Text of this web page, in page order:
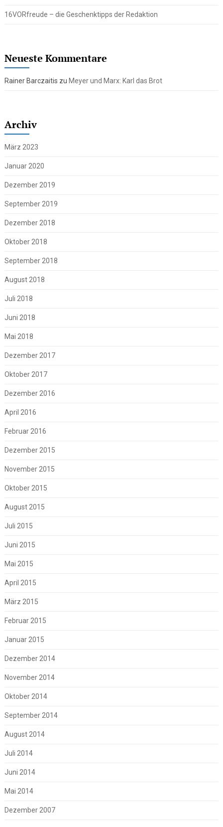
16VORfreude – die Geschenktipps der Redaktion
Neueste Kommentare
Rainer Barczaitis zu Meyer und Marx: Karl das Brot
Archiv
März 2023
Januar 2020
Dezember 2019
September 2019
Dezember 2018
Oktober 2018
September 2018
August 2018
Juli 2018
Juni 2018
Mai 2018
Dezember 2017
Oktober 2017
Dezember 2016
April 2016
Februar 2016
Dezember 2015
November 2015
Oktober 2015
August 2015
Juli 2015
Juni 2015
Mai 2015
April 2015
März 2015
Februar 2015
Januar 2015
Dezember 2014
November 2014
Oktober 2014
September 2014
August 2014
Juli 2014
Juni 2014
Mai 2014
Dezember 2007